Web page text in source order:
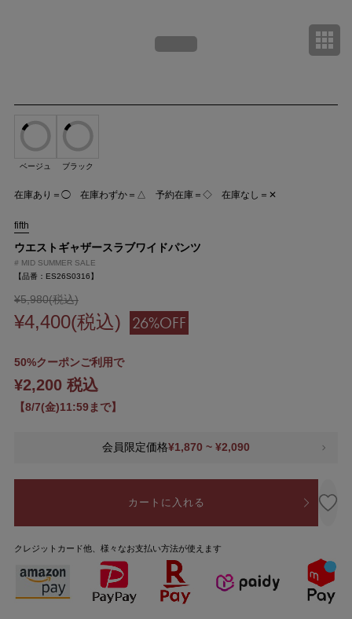
ベージュ ブラック
在庫あり＝◯ 在庫わずか＝△ 予約在庫＝◇ 在庫なし＝✕
fifth
ウエストギャザースラブワイドパンツ
# MID SUMMER SALE
【品番：ES26S0316】
¥5,980(税込)
¥4,400(税込) 26%OFF
50%クーポンご利用で
¥2,200 税込
【8/7(金)11:59まで】
会員限定価格¥1,870 ~ ¥2,090
カートに入れる
クレジットカード他、様々なお支払い方法が使えます